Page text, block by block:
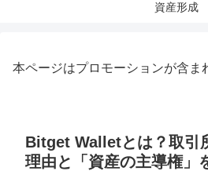
資産形成
本ページはプロモーションが含ま
Bitget Walletとは？取引
理由と「資産の主導権」